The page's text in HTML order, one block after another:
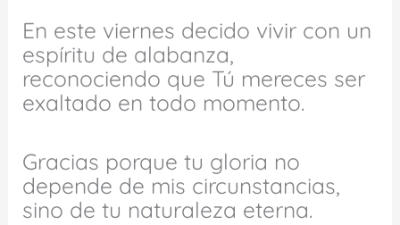
En este viernes decido vivir con un
espíritu de alabanza,
reconociendo que Tú mereces ser
exaltado en todo momento.
Gracias porque tu gloria no
depende de mis circunstancias,
sino de tu naturaleza eterna.